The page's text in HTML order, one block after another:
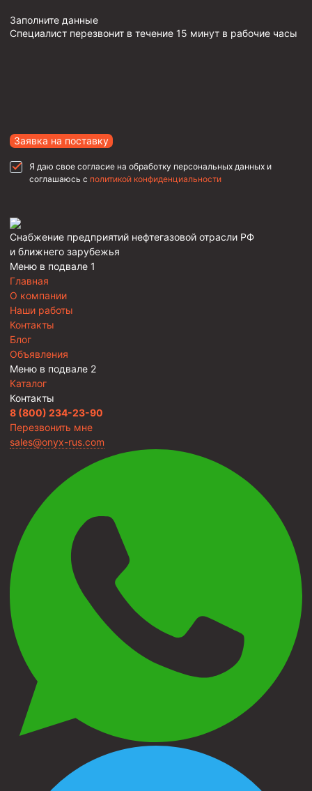
Заполните данные
Специалист перезвонит в течение 15 минут в рабочие часы
Заявка на поставку
Я даю свое согласие на обработку персональных данных и
соглашаюсь с политикой конфиденциальности
Снабжение предприятий нефтегазовой отрасли РФ
и ближнего зарубежья
Меню в подвале 1
Главная
О компании
Наши работы
Контакты
Блог
Объявления
Меню в подвале 2
Каталог
Контакты
8 (800) 234-23-90
Перезвонить мне
sales@onyx-rus.com